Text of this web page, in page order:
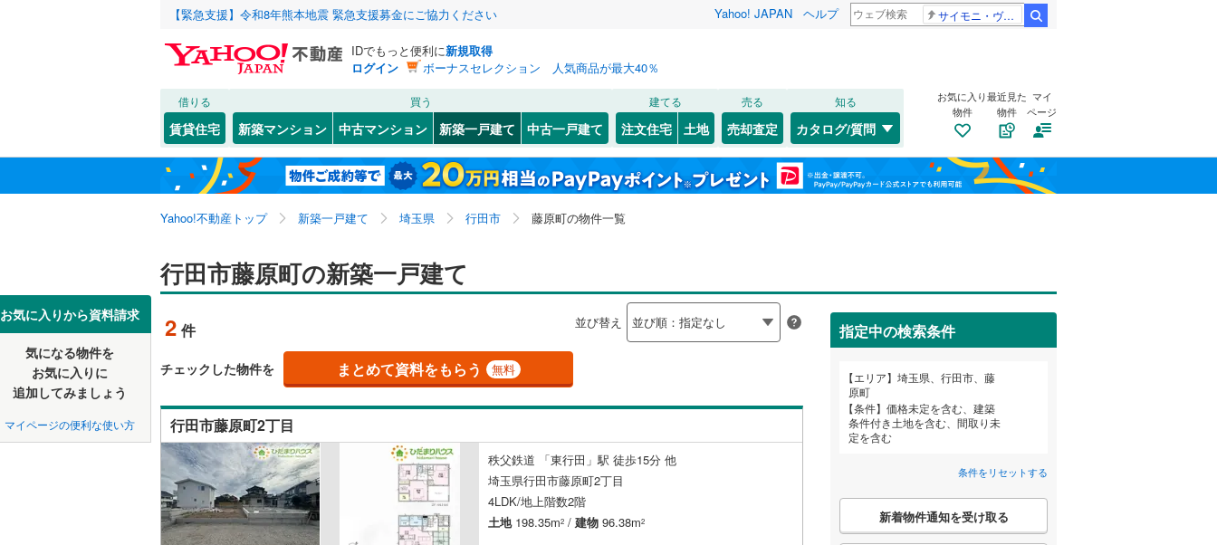
【緊急支援】令和8年熊本地震 緊急支援募金にご協力ください Yahoo! JAPAN ヘルプ サイモニ・ヴニランギ 死去
IDでもっと便利に新規取得
ログイン
ボーナスセレクション 人気商品が最大40％
借りる
賃貸住宅
買う
新築マンション 中古マンション 新築一戸建て 中古一戸建て
建てる
注文住宅 土地
売る
売却査定
知る
カタログ/質問
お気に入り
物件
最近見た
物件
マイ
ページ
Yahoo!不動産トップ 新築一戸建て 埼玉県 行田市 藤原町の物件一覧
お気に入りから資料請求
気になる物件を
お気に入りに
追加してみましょう
マイページの便利な使い方
行田市藤原町の新築一戸建て
2 件 並び替え
チェックした物件を まとめて資料をもらう 無料
行田市藤原町2丁目
秩父鉄道 「東行田」駅 徒歩15分 他
埼玉県行田市藤原町2丁目
4LDK/地上階数2階
土地198.35m2 / 建物 96.38m2
指定中の検索条件
エリア
埼玉県、行田市、藤
原町
条件
価格未定を含む、建築
条件付き土地を含む、間取り未
定を含む
条件をリセットする
こ
検
新着物件通知を受け取る
北海道 北海道
東北 青森 岩手 宮城 秋田 山形 福島
関東 東京 神奈川 埼玉 千葉
信越・北陸 新潟 長野
三重
近畿 大阪 兵庫
中国 鳥取 島根 岡山 広島 山口
四国 香川 愛媛 高知
九州・沖縄 佐賀 長崎 鹿児島 沖縄
さいたま市 西区(95) 北区(155) 大宮区(60)
見沼区(192) 中央区(98) 桜区(122)
浦和区
233) 南区(
岩槻区
196)
熊谷市 川口市(1,128)
秩父市(0) 所沢市(480)
飯能市(72) 本庄市(26)
東松山市(33) 春日部市(276) 狭山市(212)
羽生市(48) 鴻巣市(94) 深谷市(72
205) 草加市
) 戸田市(85 (263)
旭町(4) 栄町(1) 桜町(10)
佐間(7) 棚田町(2) 大字野(2)
富士見町(1) 藤原町
向町(
矢場(2)
JR 東北本線(0) 川越線(0) 高崎線(0)
湘南新宿ライン（宇都宮～逗子）
(0)
湘南新宿ライン（前橋～小田原）
(0)
武蔵野線(0)
秋田新幹線(0)
東京メトロ副都心線(0
私鉄・その他 秩父鉄道(2)
東武野田線( 0
西武池袋線(0)
西武秩父線(0) 西武新宿線( 0)
西武山口線(0)
こだわり条件 設備
床暖房（0） オール電化（0） トイレ２か所（2）
駐車場2台以上（2） ビルトインガレージ（0） 太陽光発電システム（0）
ＴＶモニタ付インターホン
防犯カメラ
配置、向き、建ち方、日当たり
角地（1） 南道路（0）
平坦地（0）
LD
リビングダイニング15畳以上
構造・規模・施工・品質・工法関連
検索条件を保存しました
この検索条件の新着物件通知は、 マイページから設定できます。
保存した条件を見る
埼玉県、行田市、藤原町、価格未定を含む、建築条件付
き土地を含む、間取り未定を含む
検索条件を保存する
マイページ
お気に入りリストを見る
閉じる
お気に入りリストを見る
閉じる